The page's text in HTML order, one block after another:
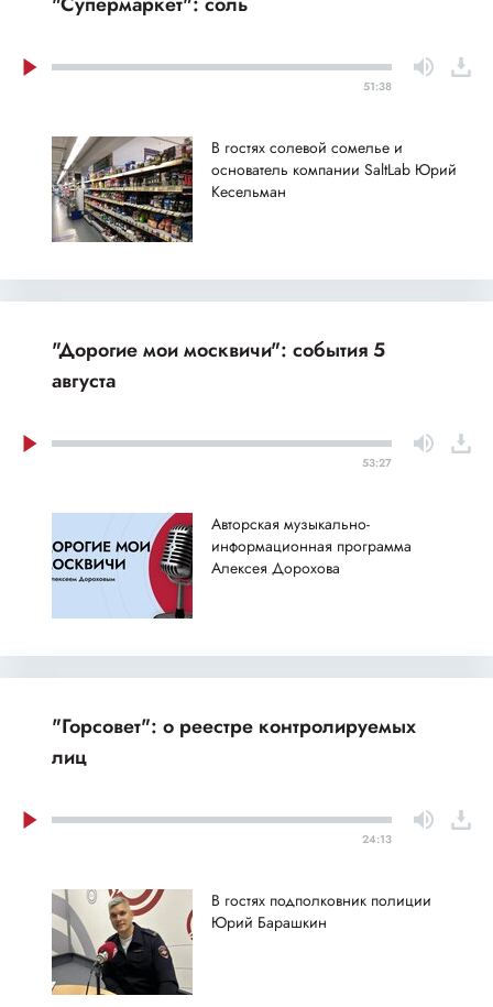
51:38
В гостях солевой сомелье и
основатель компании SaltLab Юрий
Кесельман
"Дорогие мои москвичи": события 5
августа
53:27
Авторская музыкально-
информационная программа
Алексея Дорохова
"Горсовет": о реестре контролируемых
лиц
24:13
В гостях подполковник полиции
Юрий Барашкин